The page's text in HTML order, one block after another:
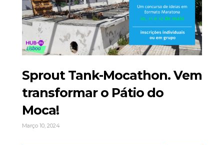
Sprout Tank-Mocathon. Vem
transformar o Pátio do
Moca!
Março 10, 2024